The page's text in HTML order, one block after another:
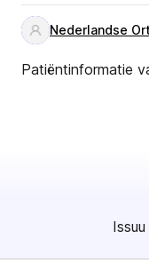
Nederlandse
Patiëntinformatie